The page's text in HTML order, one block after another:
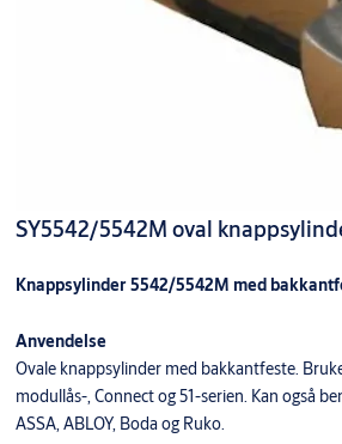
SY5542/5542M oval
Knappsylinder 5542/5542M med
Anvendelse
Ovale knappsylinder med bakkantfeste.
modullås-, Connect og 51-serien. Kan også
ASSA, ABLOY, Boda og Ruko.